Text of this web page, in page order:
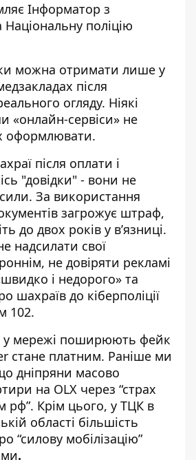
Інформатор з
Національну поліцію
можна отримати лише у
після
огляду. Ніякі
«онлайн-сервіси» не
оформлювати.
після оплати і
"довідки" - вони не
За використання
загрожує штраф,
до двох років у в’язниці.
надсилати свої
не довіряти рекламі
і недорого» та
шахраїв до кіберполіції
102.
у мережі поширюють фейк
стане платним. Раніше ми
дніпряни масово
на OLX через “страх
рф”. Крім цього, у ТЦК в
області більшість
“силову мобілізацію”
.